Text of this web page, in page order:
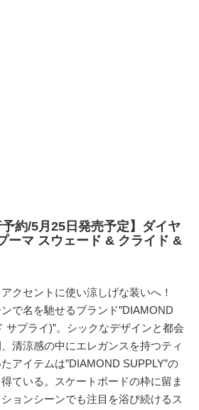
予約/5月25日発売予定】ダイヤ
ーマ スウェード & クライド &
クセントに使い涼しげな装いへ！
で名を馳せるブランド”DIAMOND
サプライ)”。シックなデザインと都会
清涼感の中にエレガンスを持つティ
アイテムは”DIAMOND SUPPLY”の
ている。スケートボードの枠に留ま
ョンシーンでも注目を浴び続けるス